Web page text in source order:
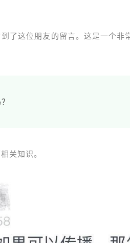
了这位朋友的留言。这是一个
关知识。